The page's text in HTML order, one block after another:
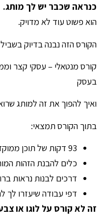
כנראה שכבר יש לך מותג.
הוא פשוט עוד לא מדויק.
הקורס הזה נבנה בדיוק בשביל
קורס מנטאלי – עסקי קצר
בעסק
ואיך להפוך את זה למותג
בתוך הקורס תמצאי:
93 דקות של תוכן ממוקד לצפייה בקצב שלך
כלים להבנת הזהות
דרכים לבנות נראות
דפי עבודה שיעזרו לך
זה לא קורס על לוגו או